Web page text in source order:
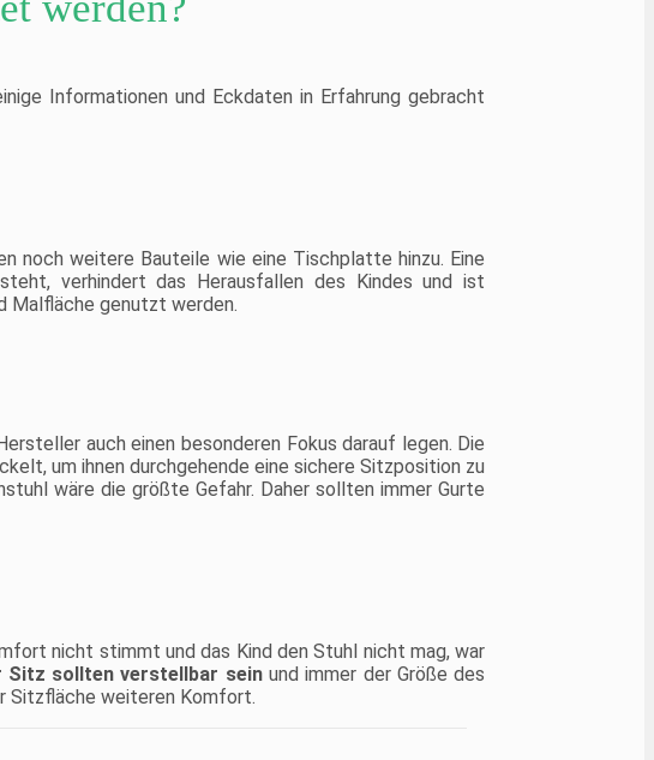
Informationen und Eckdaten in Erfahrung gebracht
noch weitere Bauteile wie eine Tischplatte hinzu. Eine
verhindert das Herausfallen des Kindes und ist
Malfläche genutzt werden.
auch einen besonderen Fokus darauf legen. Die
um ihnen durchgehende eine sichere Sitzposition zu
wäre die größte Gefahr. Daher sollten immer Gurte
nicht stimmt und das Kind den Stuhl nicht mag, war
Sitz sollten verstellbar seinund immer der Größe des
Sitzfläche weiteren Komfort.